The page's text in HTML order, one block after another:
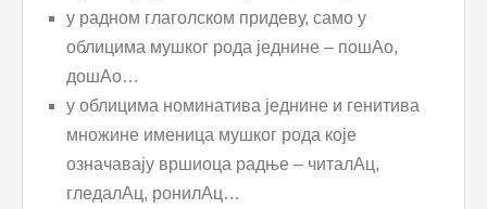
у радном глаголском придеву, само у
облицима мушког рода једнине – пошАо,
дошАо…
у облицима номинатива једнине и генитива
множине именица мушког рода које
означавају вршиоца радње – читалАц,
гледалАц, ронилАц…